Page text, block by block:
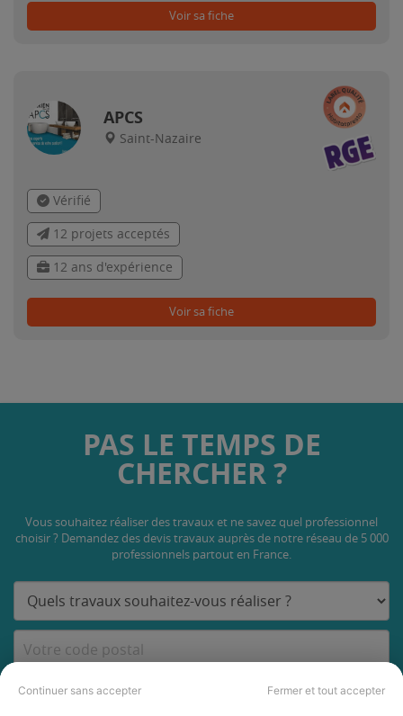
Continuer sans accepter Fermer et tout accepter
Voir sa fiche
APCS
Saint-Nazaire
Vérifié
12 projets acceptés
12 ans d'expérience
Voir sa fiche
PAS LE TEMPS DE
CHERCHER ?
Vous souhaitez réaliser des travaux et ne savez quel professionnel
choisir ? Demandez des devis travaux auprès de notre réseau de 5 000
professionnels partout en France.
DEMANDER UN DEVIS